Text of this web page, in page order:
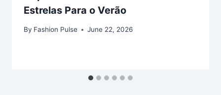
Estrelas Para o Verão
By Fashion Pulse June 22, 2026